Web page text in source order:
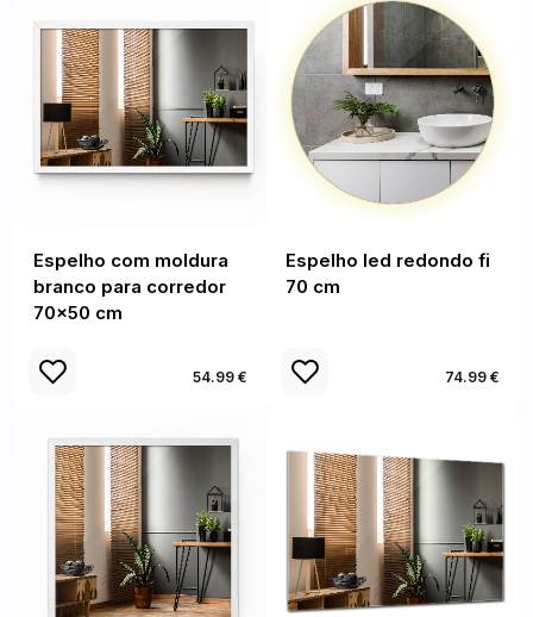
Espelho com moldura
branco para corredor
70x50 cm
54.99 €
Espelho led redondo fi
70 cm
74.99 €